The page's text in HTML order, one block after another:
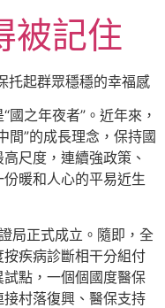
被記住
托起群眾穩穩的幸福感
國之年夜者”。近年來，
間”的成長理念，保持國
尺度，連續強政策、
暖和人心的平易近生
局正式成立。隨即，全
疾病診斷相干分組付
點，一個個國度醫保
村落復興、醫保支持